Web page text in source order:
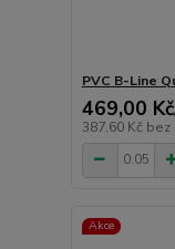
PVC B-Line
469,00 Kč
387,60 Kč bez
Akce